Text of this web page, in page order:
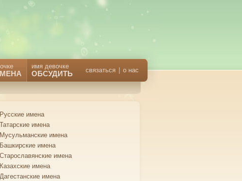
имя девочке
ОБСУДИТЬ связаться | о нас
Русские имена
Татарские имена
Мусульманские имена
Башкирские имена
Старославянские имена
Казахские имена
Дагестанские имена